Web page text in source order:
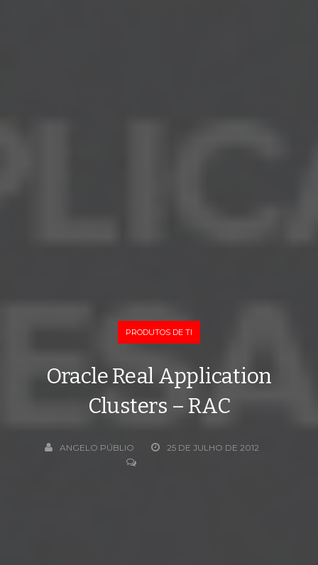
PRODUTOS DE TI
Oracle Real Application
Clusters – RAC
ANGELO PÚBLIO 25 DE JULHO DE 2012